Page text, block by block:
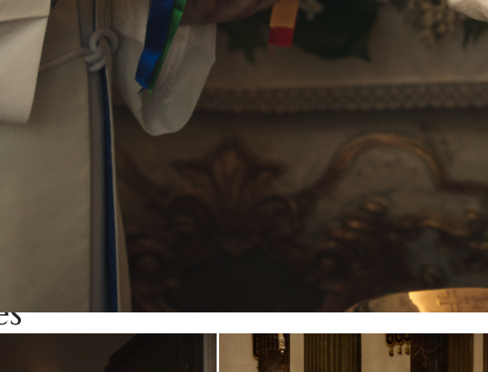
mucho más que una ceremonia; es la celebración de una
y el primer gran evento en la historia de vuestro bebé. Como
madre, entiendo la importancia de este día. Mi objetivo es
solo los momentos clave, sino la atmósfera, los gestos de
detalles que lo hacen único. Creo en las fotos de bautizo
elegantes, que podréis atesorar y enseñar con orgullo
en